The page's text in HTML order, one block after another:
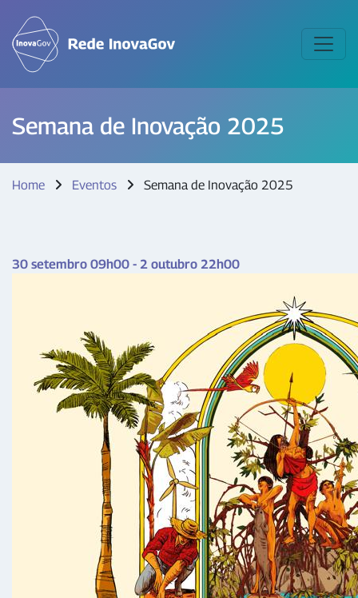
Semana de Inovação 2025
Home Eventos Semana de Inovação 2025
30 setembro 09h00 - 2 outubro 22h00